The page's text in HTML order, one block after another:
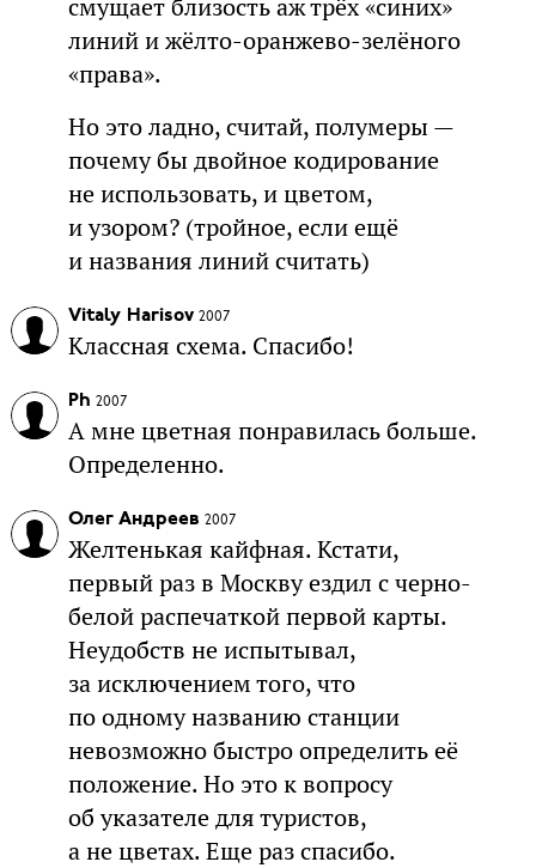
смущает близость аж трёх «синих»
линий и жёлто-оранжево-зелёного
«права».
Но это ладно, считай, полумеры —
почему бы двойное кодирование
не использовать, и цветом,
и узором? (тройное, если ещё
и названия линий считать)
Vitaly Harisov 2007
Классная схема. Спасибо!
Ph 2007
А мне цветная понравилась больше.
Определенно.
Олег Андреев 2007
Желтенькая кайфная. Кстати,
первый раз в Москву ездил с черно-
белой распечаткой первой карты.
Неудобств не испытывал,
за исключением того, что
по одному названию станции
невозможно быстро определить её
положение. Но это к вопросу
об указателе для туристов,
а не цветах. Еще раз спасибо.